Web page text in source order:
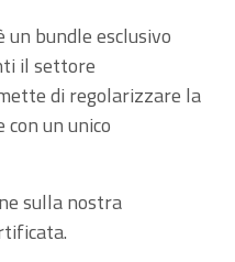
un bundle esclusivo
il settore
di regolarizzare la
un unico
sulla nostra